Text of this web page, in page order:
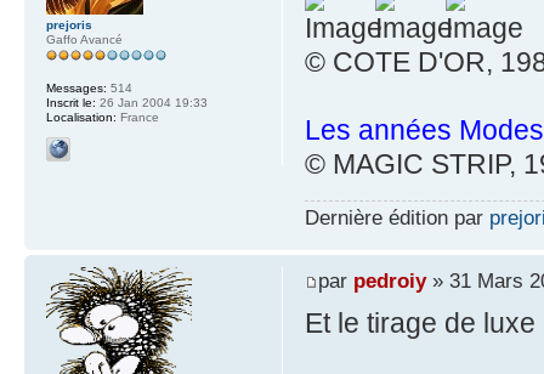
© COTE D'OR,
Les années
© MAGIC STRIP,
Dernière édition par
prejoris
Gaffo Avancé
Messages: 514
Inscrit le: 26 Jan 2004 19:33
Localisation: France
par pedroiy» 31 Mars
Et le tirage de